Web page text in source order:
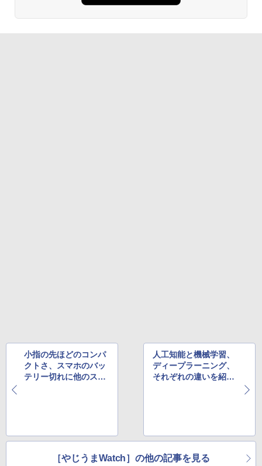
小指の先ほどのコンパ
クトさ、スマホのバッ
テリー切れに他のスマ
人工知能と機械学習、
ディープラーニング、
それぞれの違いを紹介
［やじうまWatch］の他の記事を見る